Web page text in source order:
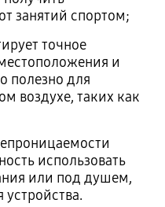
занятий спортом;
точное
и
полезно для
воздухе, таких как
использовать
или под душем,